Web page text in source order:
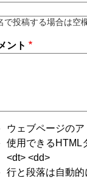
で投稿する場合は空
ント
ウェブページの
使用できるHTML
<dt> <dd>
行と段落は自動的